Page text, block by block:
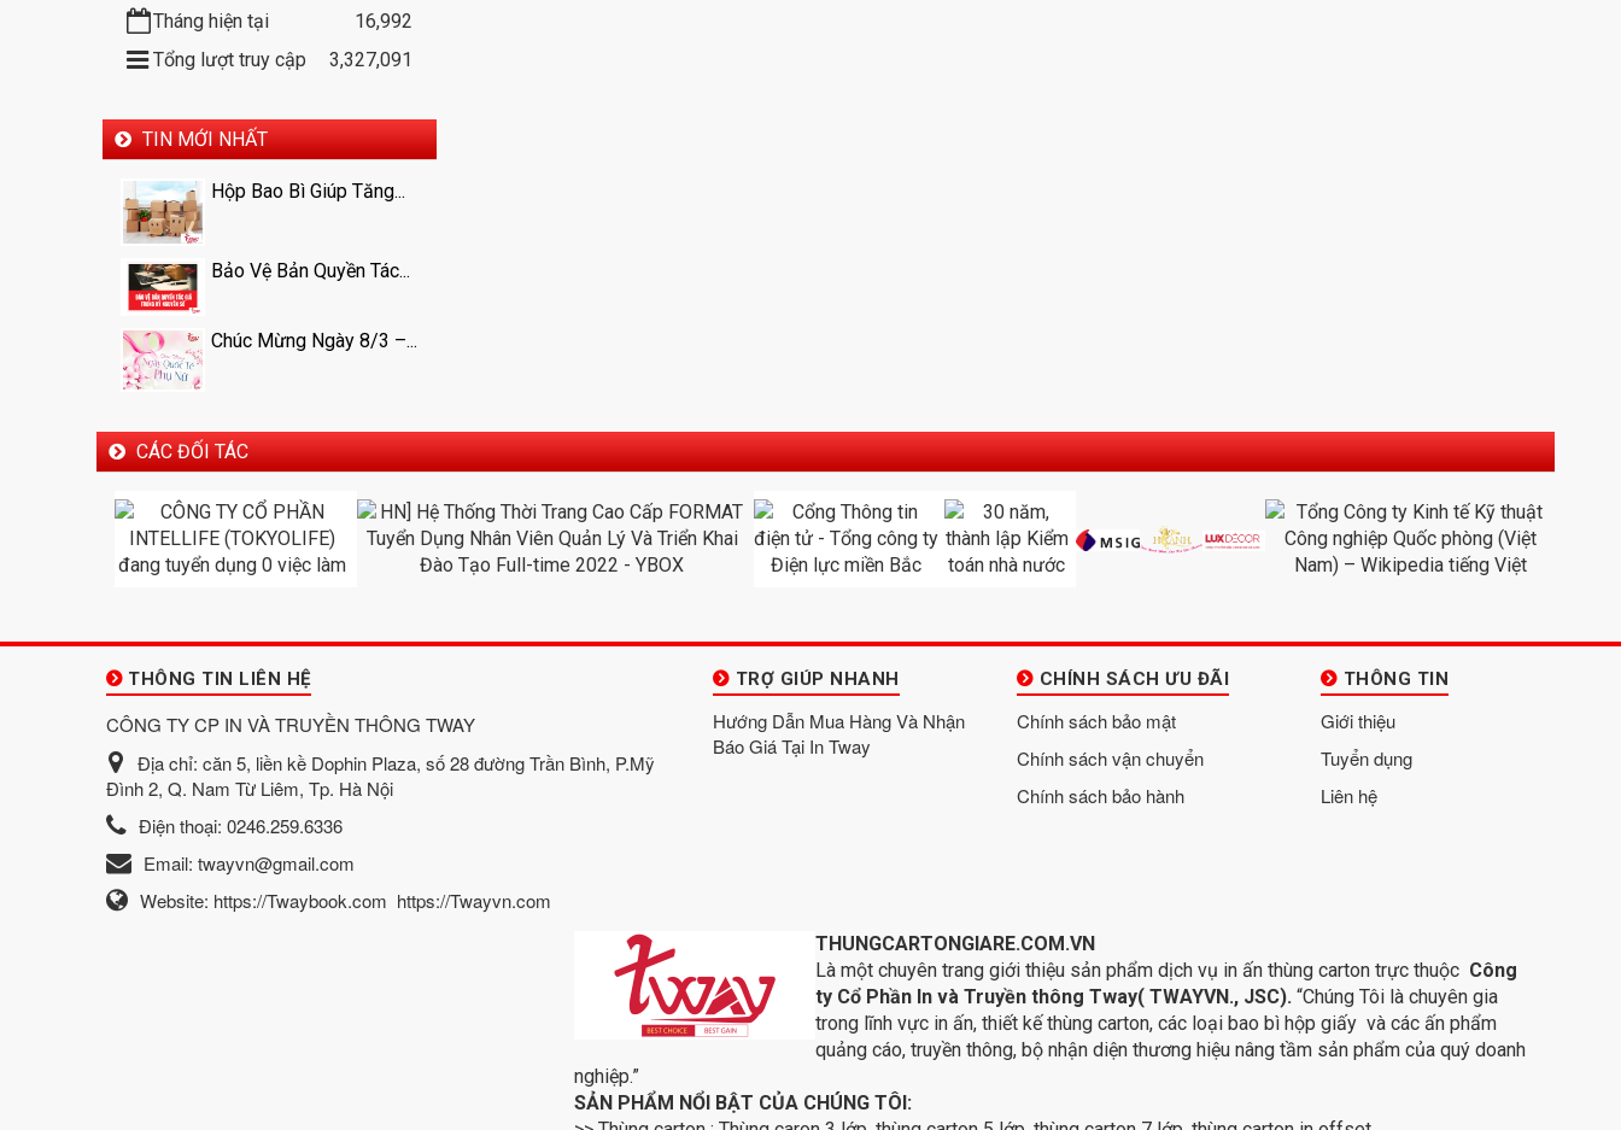
Tháng hiện tại
16,992
Tổng lượt truy cập
3,327,091
TIN MỚI NHẤT
Hộp Bao Bì Giúp Tăng...
Bảo Vệ Bản Quyền Tác...
Chúc Mừng Ngày 8/3 –...
CÁC ĐỐI TÁC
THÔNG TIN LIÊN HỆ
CÔNG TY CP IN VÀ TRUYỀN THÔNG TWAY
Địa chỉ: căn 5, liền kề Dophin Plaza, số 28 đường Trần Bình, P.Mỹ
Đình 2, Q. Nam Từ Liêm, Tp. Hà Nội
Điện thoại: 0246.259.6336
Email: twayvn@gmail.com
Website: https://Twaybook.com https://Twayvn.com
TRỢ GIÚP NHANH
Hướng Dẫn Mua Hàng Và Nhận
Báo Giá Tại In Tway
CHÍNH SÁCH ƯU ĐÃI
Chính sách bảo mật
Chính sách vận chuyển
Chính sách bảo hành
THÔNG TIN
Giới thiệu
Tuyển dụng
Liên hệ
THUNGCARTONGIARE.COM.VN
Là một chuyên trang giới thiệu sản phẩm dịch vụ in ấn thùng carton trực thuộc Công
ty Cổ Phần In và Truyền thông Tway( TWAYVN., JSC).“Chúng Tôi là chuyên gia
trong lĩnh vực in ấn, thiết kế thùng carton, các loại bao bì hộp giấy và các ấn phẩm
quảng cáo, truyền thông, bộ nhận diện thương hiệu nâng tầm sản phẩm của quý doanh
nghiệp.”
SẢN PHẨM NỔI BẬT CỦA CHÚNG TÔI: